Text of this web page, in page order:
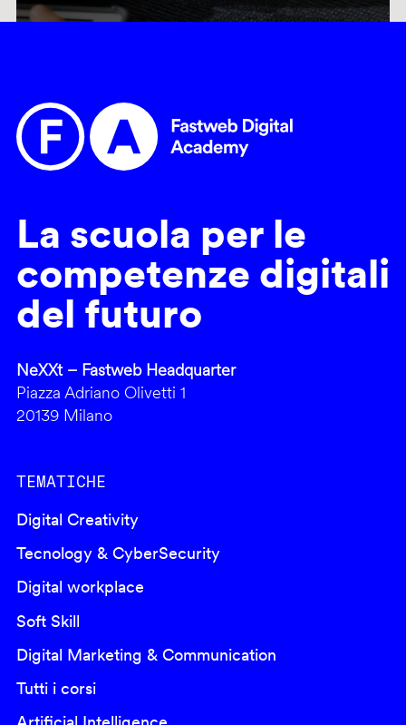
La scuola per le
competenze digitali
del futuro
NeXXt – Fastweb Headquarter
Piazza Adriano Olivetti 1
20139 Milano
TEMATICHE
Digital Creativity
Tecnology & CyberSecurity
Digital workplace
Soft Skill
Digital Marketing & Communication
Tutti i corsi